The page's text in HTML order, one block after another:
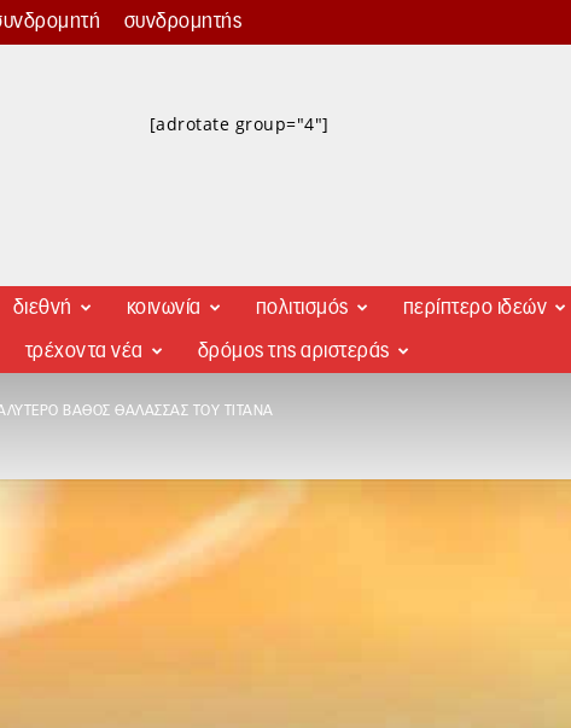
συνδρομητής
[adrotate group="4"]
διεθνή κοινωνία πολιτισμός περίπτερο ιδεών
τρέχοντα νέα δρόμος της αριστεράς
ΒΆΘΟΣ ΘΆΛΑΣΣΑΣ ΤΟΥ ΤΙΤΆΝΑ